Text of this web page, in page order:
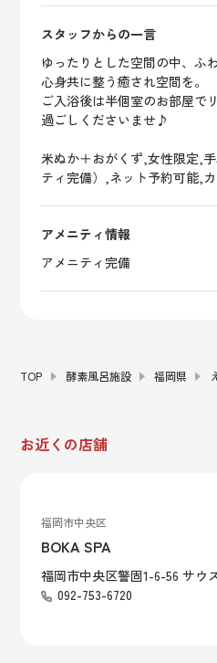
スタッフからの一言
ゆったりとした空間の中、ふ
心身共に整う癒され空間を。
ご入浴後は半個室のお部屋で
過ごしくださいませ♪
米ぬか＋おがくず,女性限定,
ティ完備）,ネット予約可能,
アメニティ情報
アメニティ完備
TOP 酵素風呂施設 福岡県
お近くの店舗
福岡市中央区
BOKA SPA
福岡市中央区警固1-6-56 サウ
092-753-6720